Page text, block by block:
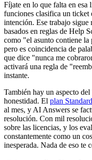
Fíjate en lo que falta en esa
funciones clasifica un ticket
intención. Ese trabajo sigue
basados en reglas de Help
como "el asunto contiene la
pero es coincidencia de
que dice "nunca me
activará una regla de
instante.
También hay un aspecto
honestidad. El plan Standard
al mes, y AI Answers se
resolución. Con mil
sobre las licencias, y los
constantemente como un
inesperada. Nada de eso te